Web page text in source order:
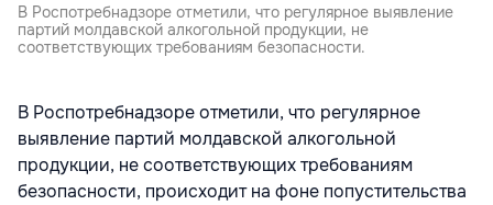
В Роспотребнадзоре отметили, что регулярное выявление
партий молдавской алкогольной продукции, не
соответствующих требованиям безопасности.
В Роспотребнадзоре отметили, что регулярное
выявление партий молдавской алкогольной
продукции, не соответствующих требованиям
безопасности, происходит на фоне попустительства